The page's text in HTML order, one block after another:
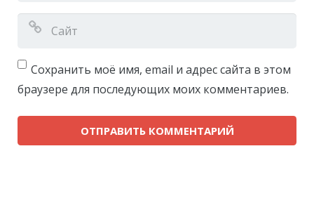
Сохранить моё имя, email и адрес сайта в этом
браузере для последующих моих комментариев.